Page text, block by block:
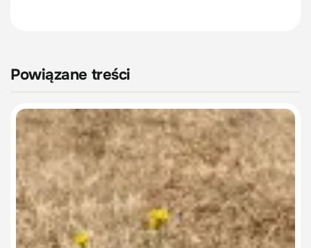
Powiązane treści